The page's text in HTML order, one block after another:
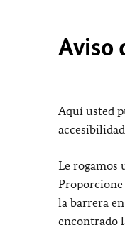
Aviso
Aquí usted
Le rogamos
Proporcione
la barrera
encontrado